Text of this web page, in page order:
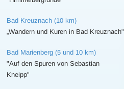
Bad Kreuznach (10 km)
„Wandern und Kuren in Bad Kreuznach"
Bad Marienberg (5 und 10 km)
"Auf den Spuren von Sebastian
Kneipp"